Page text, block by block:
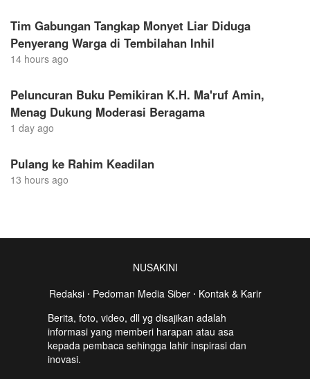
Tim Gabungan Tangkap Monyet Liar Diduga
Penyerang Warga di Tembilahan Inhil
14 hours ago
Peluncuran Buku Pemikiran K.H. Ma'ruf Amin,
Menag Dukung Moderasi Beragama
1 day ago
Pulang ke Rahim Keadilan
13 hours ago
NUSAKINI
Redaksi⋅ Pedoman Media Siber⋅ Kontak & Karir
Berita, foto, video, dll yg disajikan adalah
informasi yang memberi harapan atau asa
kepada pembaca sehingga lahir inspirasi dan
inovasi.